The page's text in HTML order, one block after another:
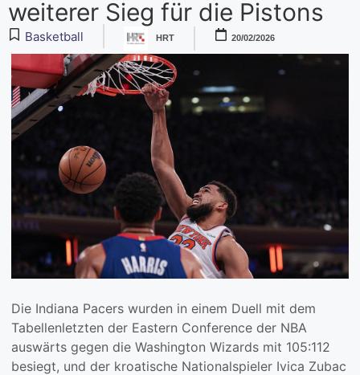
weiterer Sieg für die Pistons
Basketball HRT 20/02/2026
Die Indiana Pacers wurden in einem Duell mit dem
Tabellenletzten der Eastern Conference der NBA
auswärts gegen die Washington Wizards mit 105:112
besiegt, und der kroatische Nationalspieler Ivica Zubac